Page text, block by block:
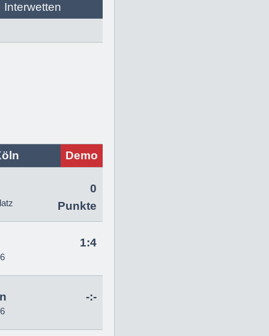
Interwetten
Demo
0
Punkte
1:4
-:-